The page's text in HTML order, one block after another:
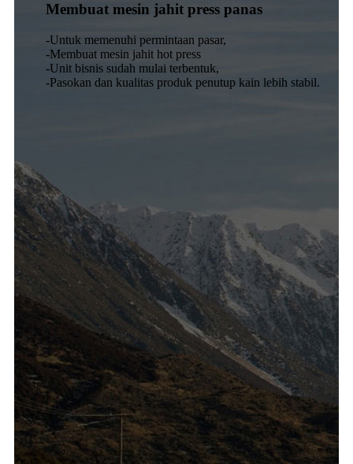
Membuat mesin jahit press panas
-Untuk memenuhi permintaan pasar,
-Membuat mesin jahit hot press
-Unit bisnis sudah mulai terbentuk,
-Pasokan dan kualitas produk penutup kain lebih stabil.